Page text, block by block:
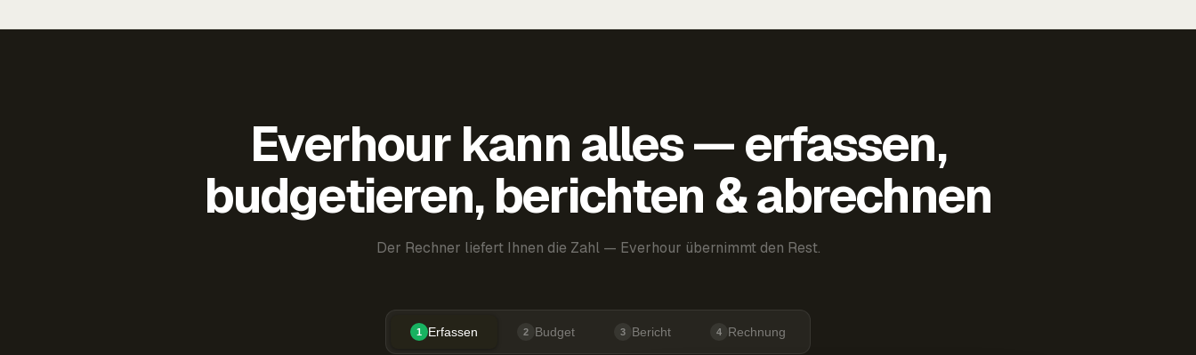
Everhour kann alles — erfassen,
budgetieren, berichten & abrechnen
Der Rechner liefert Ihnen die Zahl — Everhour übernimmt den Rest.
1 Erfassen 2 Budget 3 Bericht 4 Rechnung